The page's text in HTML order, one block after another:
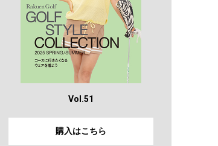
Vol.51
購入はこちら